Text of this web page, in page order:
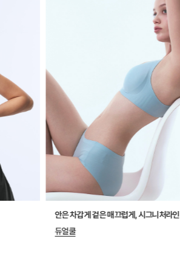
안은 차갑게 겉은 매끄럽게, 시그니처라인
듀얼쿨